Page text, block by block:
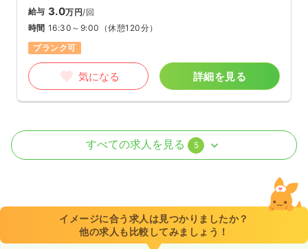
給与 3.0万円/回
時間 16:30～9:00 （休憩120分）
ブランク可
気になる 詳細を見る
病棟 正・准看護師
8:30～17:30
年間休日123日
4週8休以上
担当業務未経験可
すべての求人を見る 5
イメージに合う求人は見つかりましたか？
他の求人も比較してみましょう！